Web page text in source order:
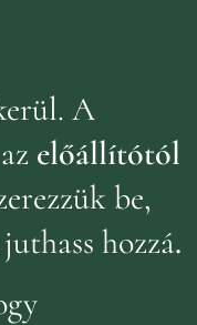
A
előállítótól
be,
juthass hozzá.